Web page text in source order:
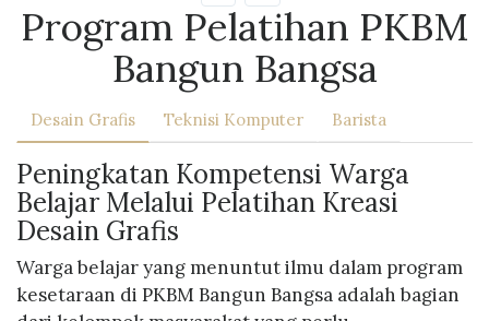
Program Pelatihan PKBM
Bangun Bangsa
Desain Grafis Teknisi Komputer Barista
Peningkatan Kompetensi Warga
Belajar Melalui Pelatihan Kreasi
Desain Grafis
Warga belajar yang menuntut ilmu dalam program
kesetaraan di PKBM Bangun Bangsa adalah bagian